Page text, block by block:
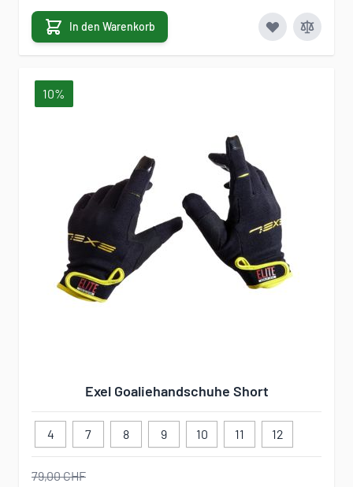
In den Warenkorb
10%
Exel Goaliehandschuhe Short
4 7 8 9 10 11 12
79,00 CHF